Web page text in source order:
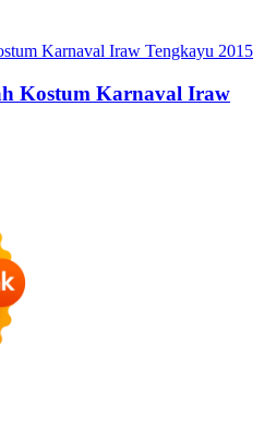
Kostum Karnaval Iraw